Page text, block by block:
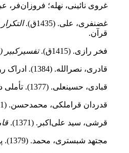
غروی نائینی، نهله؛ فروزان‌فر، عبدالله. (1380). دیدگاه مفسران در حقیقی یا تخیلی بودن
غضنفری، علی. (1435ق).
قرآن.
فخر رازی. (1415ق). تفسیرکبیر
قادری، نصرالله. (1384). ادراک روح صدف عشق.
قبادی، حسینعلی. (1377). تأملی در شناخت مرزهای تمثیل و نماد.
قدردان قراملکی، محمدحسن. (1381). زبان قرآن از منظر علامه طباطبایی.
قرشی، سید علی‌اکبر. (1371).
مجتهد شبستری، محمد. (1379). پرواز در ابرهای ندانستن.